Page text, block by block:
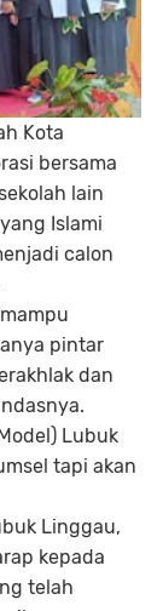
Kota
bersama
lain
Islami
calon
pintar
dan
Lubuk
tapi akan
Linggau,
kepada
telah